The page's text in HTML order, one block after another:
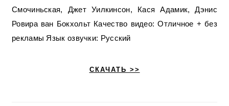
Смочиньская, Джет Уилкинсон, Кася Адамик, Дэнис
Ровира ван Бокхольт Качество видео: Отличное + без
рекламы Язык озвучки: Русский
СКАЧАТЬ >>